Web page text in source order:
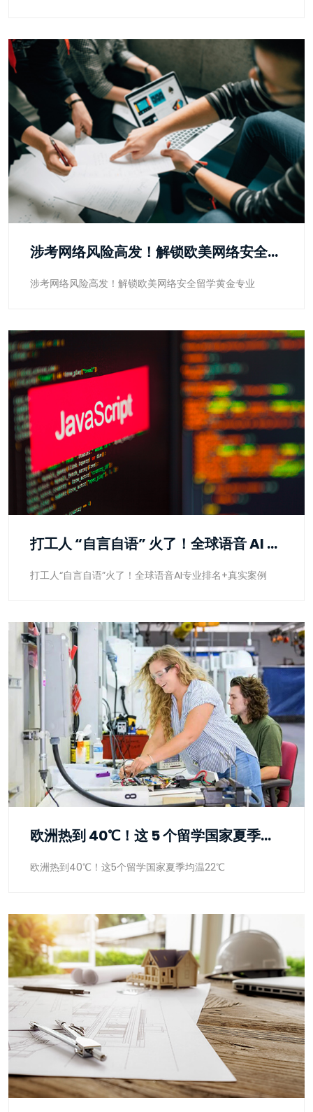
涉考网络风险高发！解锁欧美网络安全留学黄金专业
涉考网络风险高发！解锁欧美网络安全留学黄金专业
打工人 “自言自语” 火了！全球语音 AI 专业排名 + 真实案例
打工人“自言自语”火了！全球语音AI专业排名+真实案例
欧洲热到 40℃！这 5 个留学国家夏季均温 22℃
欧洲热到40℃！这5个留学国家夏季均温22℃